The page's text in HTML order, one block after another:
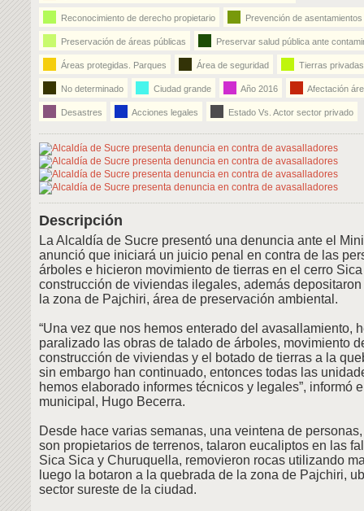
Reconocimiento de derecho propietario Prevención de asentamientos
Preservación de áreas públicas Preservar salud pública ante
Áreas protegidas. Parques Área de seguridad Tierras
No determinado Ciudad grande Año 2016 Afectación
Desastres Acciones legales Estado Vs. Actor sector privado
Descripción
La Alcaldía de Sucre presentó una denuncia ante el
anunció que iniciará un juicio penal en contra de las
árboles e hicieron movimiento de tierras en el cerro
construcción de viviendas ilegales, además
la zona de Pajchiri, área de preservación ambiental.
“Una vez que nos hemos enterado del avasallamiento,
paralizado las obras de talado de árboles, movimiento
construcción de viviendas y el botado de tierras a la
sin embargo han continuado, entonces todas las
hemos elaborado informes técnicos y legales”, informó
municipal, Hugo Becerra.
Desde hace varias semanas, una veintena de
son propietarios de terrenos, talaron eucaliptos en las
Sica Sica y Churuquella, removieron rocas utilizando
luego la botaron a la quebrada de la zona de Pajchiri,
sector sureste de la ciudad.